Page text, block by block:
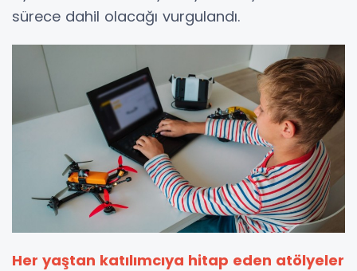
sürece dahil olacağı vurgulandı.
Her yaştan katılımcıya hitap eden atölyeler